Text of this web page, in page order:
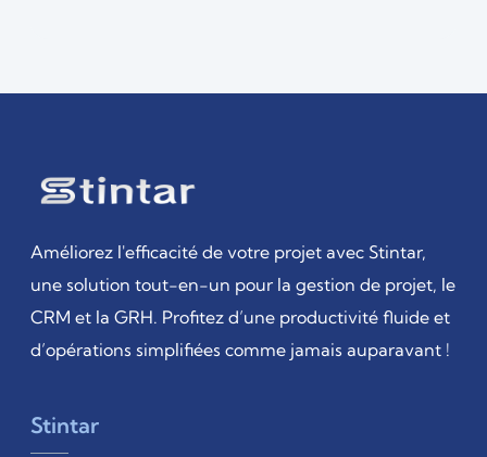
Améliorez l'efficacité de votre projet avec Stintar,
une solution tout-en-un pour la gestion de projet, le
CRM et la GRH. Profitez d’une productivité fluide et
d’opérations simplifiées comme jamais auparavant !
Stintar